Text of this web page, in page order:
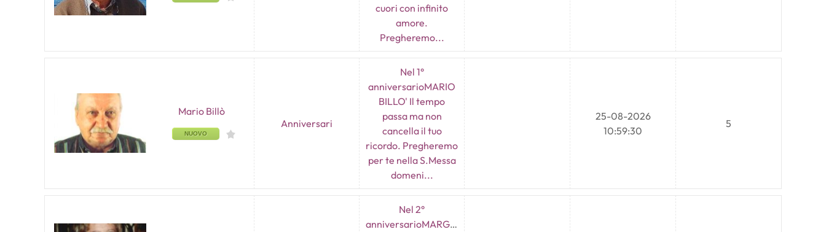
cuori con infinito
amore.
Pregheremo...
Mario Billò
NUOVO
Anniversari
Nel 1°
anniversarioMARIO
BILLO' Il tempo
passa ma non
cancella il tuo
ricordo. Pregheremo
per te nella S.Messa
domeni...
25-08-2026
10:59:30
5
Nel 2°
anniversarioMARGHERITA